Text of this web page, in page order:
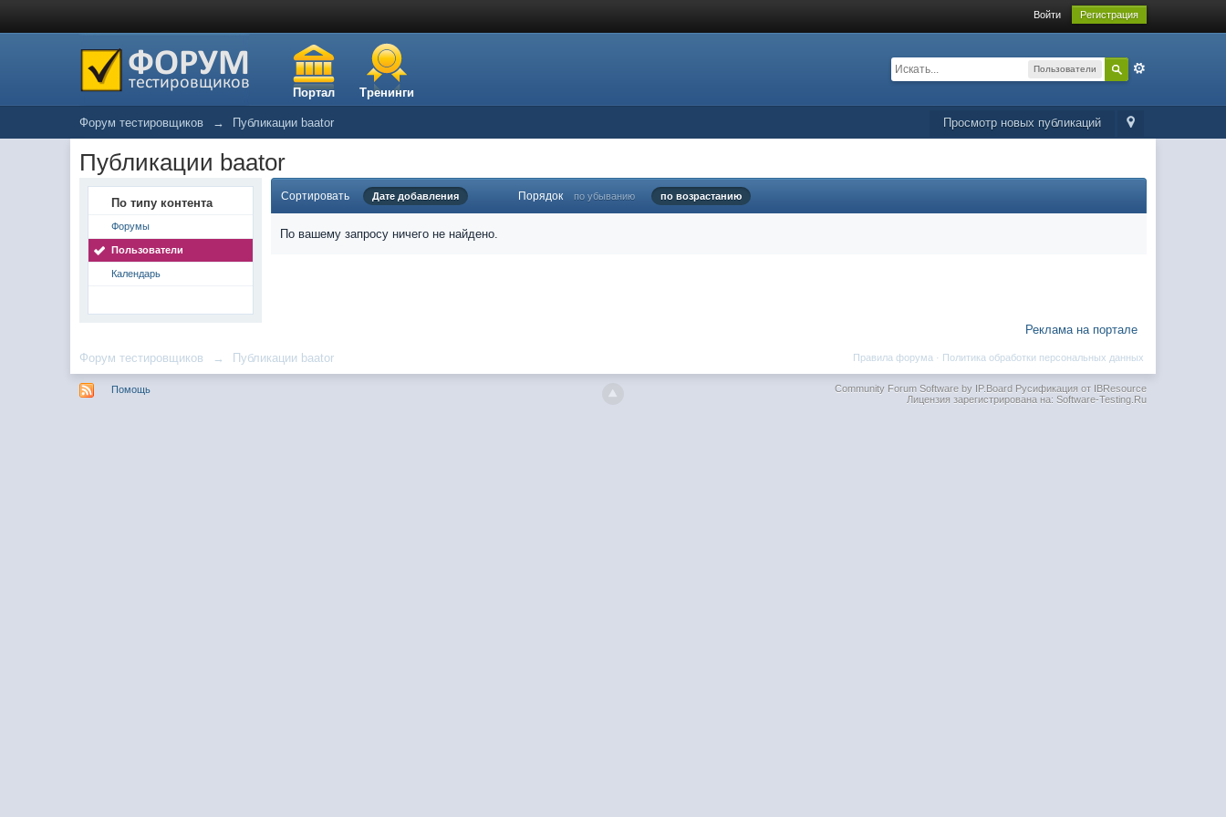
Войти Регистрация
Портал Тренинги
Пользователи
Просмотр новых публикаций
Форум тестировщиков → Публикации baator
Публикации baator
По типу контента
Форумы
Пользователи
Календарь
Сортировать Дате добавления Порядок по убыванию по возрастанию
По вашему запросу ничего не найдено.
Реклама на портале
Форум тестировщиков → Публикации baator Политика обработки персональных данных
Правила форума ·
Помощь Community Forum Software by IP.BoardРусификация от IBResource
Лицензия зарегистрирована на: Software-Testing.Ru